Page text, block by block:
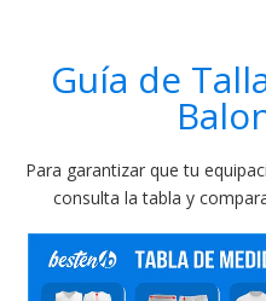
Guía de
Para garantizar que tu
consulta la tabla y